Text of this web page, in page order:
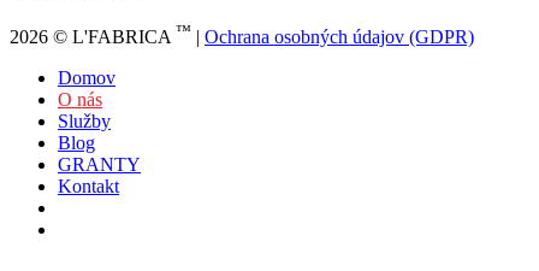
2026 © L'FABRICA ™ | Ochrana osobných údajov (GDPR)
Domov
O nás
Služby
Blog
GRANTY
Kontakt